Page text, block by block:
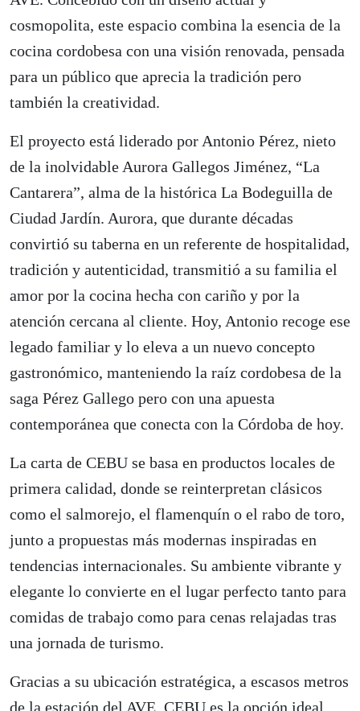
cosmopolita, este espacio combina la esencia de la
cocina cordobesa con una visión renovada, pensada
para un público que aprecia la tradición pero
también la creatividad.
El proyecto está liderado por Antonio Pérez, nieto
de la inolvidable Aurora Gallegos Jiménez, “La
Cantarera”, alma de la histórica La Bodeguilla de
Ciudad Jardín. Aurora, que durante décadas
convirtió su taberna en un referente de hospitalidad,
tradición y autenticidad, transmitió a su familia el
amor por la cocina hecha con cariño y por la
atención cercana al cliente. Hoy, Antonio recoge ese
legado familiar y lo eleva a un nuevo concepto
gastronómico, manteniendo la raíz cordobesa de la
saga Pérez Gallego pero con una apuesta
contemporánea que conecta con la Córdoba de hoy.
La carta de CEBU se basa en productos locales de
primera calidad, donde se reinterpretan clásicos
como el salmorejo, el flamenquín o el rabo de toro,
junto a propuestas más modernas inspiradas en
tendencias internacionales. Su ambiente vibrante y
elegante lo convierte en el lugar perfecto tanto para
comidas de trabajo como para cenas relajadas tras
una jornada de turismo.
Gracias a su ubicación estratégica, a escasos metros
de la estación del AVE, CEBU es la opción ideal